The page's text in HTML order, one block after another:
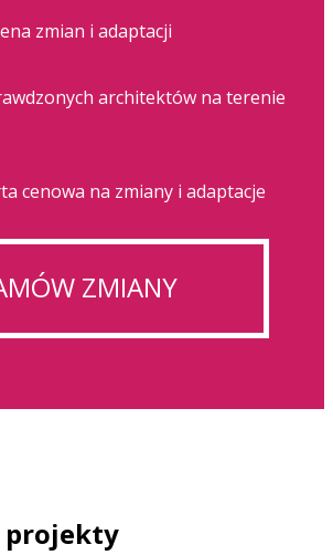
zmian i adaptacji
architektów na terenie
cenowa na zmiany i adaptacje
ZMIANY
projekty